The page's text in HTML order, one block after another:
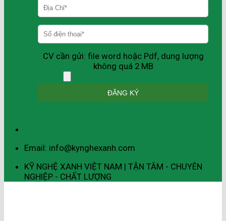
CV cần gửi: file word hoặc Pdf, dung lượng
không quá 2 MB
Email: info@kynghexanh.com
KỸ NGHỆ XANH VIỆT NAM | TẬN TÂM - CHUYÊN
NGHIỆP - CHẤT LƯỢNG